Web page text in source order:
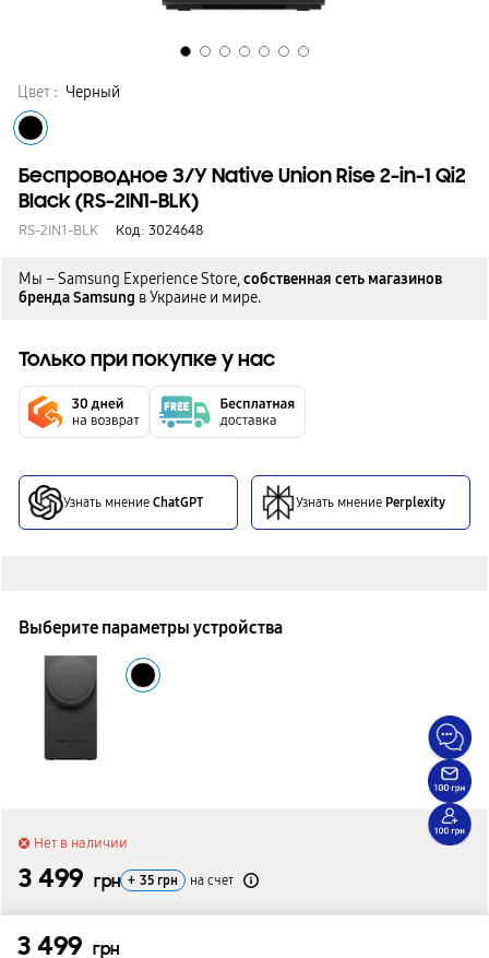
Цвет : Черный
Беспроводное З/У Native Union Rise 2-in-1 Qi2
Black (RS-2IN1-BLK)
RS-2IN1-BLK Код: 3024648
Мы – Samsung Experience Store,собственная сеть магазинов
бренда Samsung в Украине и мире.
Только при покупке у нас
Узнать мнение ChatGPT Узнать мнение Perplexity
Выберите параметры устройства
Нет в наличии
3 499 грн + 35 грн на счет
Сообщить о поступлении
3 499 грн